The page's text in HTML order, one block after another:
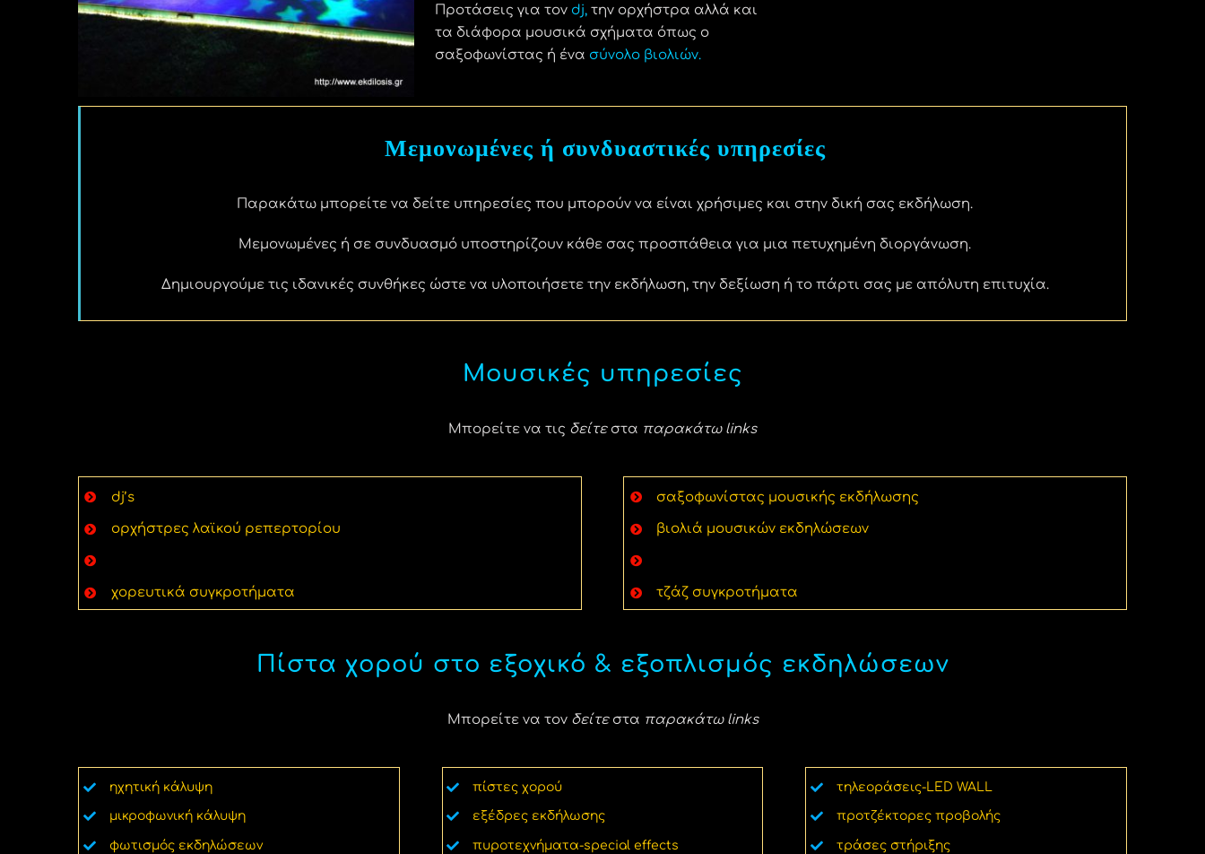
Προτάσεις για τονdj,την ορχήστρα αλλά και
τα διάφορα μουσικά σχήματα όπως ο
σαξοφωνίστας ή ένα σύνολο βιολιών.
Μεμονωμένες ή συνδυαστικές υπηρεσίες
Παρακάτω μπορείτε να δείτε υπηρεσίες που μπορούν να είναι χρήσιμες και στην δική σας εκδήλωση.
Μεμονωμένες ή σε συνδυασμό υποστηρίζουν κάθε σας προσπάθεια για μια πετυχημένη διοργάνωση.
Δημιουργούμε τις ιδανικές συνθήκες ώστε να υλοποιήσετε την εκδήλωση, την δεξίωση ή το πάρτι σας με απόλυτη επιτυχία.
Μουσικές υπηρεσίες
Μπορείτε να τις δείτεστα παρακάτω links
dj’s
ορχήστρες λαϊκού ρεπερτορίου
χορευτικά συγκροτήματα
σαξοφωνίστας μουσικής εκδήλωσης
βιολιά μουσικών εκδηλώσεων
τζάζ συγκροτήματα
Πίστα χορού στο εξοχικό & εξοπλισμός εκδηλώσεων
Μπορείτε να τον δείτεστα παρακάτω links
ηχητική κάλυψη
μικροφωνική κάλυψη
φωτισμός εκδηλώσεων
πίστες χορού
εξέδρες εκδήλωσης
πυροτεχνήματα-special effects
τηλεοράσεις-LED WALL
προτζέκτορες προβολής
τράσες στήριξης